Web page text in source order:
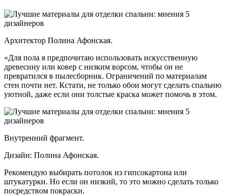
Архитектор Полина Афонская.
«Для пола я предпочитаю использовать искусственную
древесину или ковер с низким ворсом, чтобы он не
превратился в пылесборник. Ограничений по материалам
стен почти нет. Кстати, не только обои могут сделать спальню
уютной, даже если они толстые краска может помочь в этом.
Внутренний фрагмент.
Дизайн: Полина Афонская.
Рекомендую выбирать потолок из гипсокартона или
штукатурки. Но если он низкий, то это можно сделать только
посредством покраски.